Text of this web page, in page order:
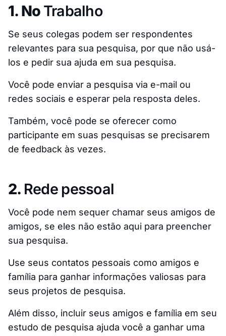
1. No Trabalho
Se seus colegas podem ser respondentes
relevantes para sua pesquisa, por que não usá-
los e pedir sua ajuda em sua pesquisa.
Você pode enviar a pesquisa via e-mail ou
redes sociais e esperar pela resposta deles.
Também, você pode se oferecer como
participante em suas pesquisas se precisarem
de feedback às vezes.
2. Rede pessoal
Você pode nem sequer chamar seus amigos de
amigos, se eles não estão aqui para preencher
sua pesquisa.
Use seus contatos pessoais como amigos e
família para ganhar informações valiosas para
seus projetos de pesquisa.
Além disso, incluir seus amigos e família em seu
estudo de pesquisa ajuda você a ganhar uma